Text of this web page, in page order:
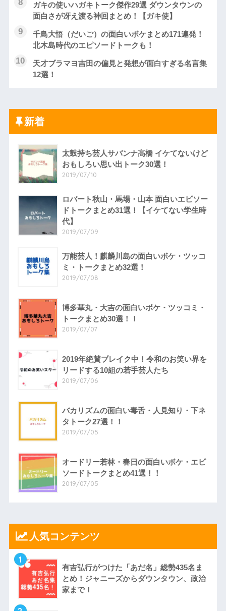
ガキの使いハガキトーク傑作29選 ダウンタウンの
面白さが冴え渡る神回まとめ！【ガキ使】
千鳥大悟（だいご）の面白いボケまとめ171連発！
北木島時代のエピソードトークも！
天才ブラマヨ吉田の偏見と発想が面白すぎる名言集
12選！
新着
太鼓持ち芸人サバンナ高橋 イケてないけど
おもしろい思い出トーク30選！
2019/07/10
ロバート秋山・馬場・山本 面白いエピソー
ドトークまとめ31選！【イケてない学生時
代】
2019/07/09
万能芸人！麒麟川島の面白いボケ・ツッコ
ミ・トークまとめ32選！
2019/07/08
博多華丸・大吉の面白いボケ・ツッコミ・
トークまとめ30選！！
2019/07/07
2019年絶賛ブレイク中！令和のお笑い界を
リードする10組の若手芸人たち
2019/07/06
バカリズムの面白い毒舌・人見知り・下ネ
タトーク27選！！
2019/07/05
オードリー若林・春日の面白いボケ・エピ
ソードトークまとめ41選！！
2019/07/05
人気コンテンツ
1
有吉弘行がつけた「あだ名」総勢435名ま
とめ！ジャニーズからダウンタウン、政治
家まで！